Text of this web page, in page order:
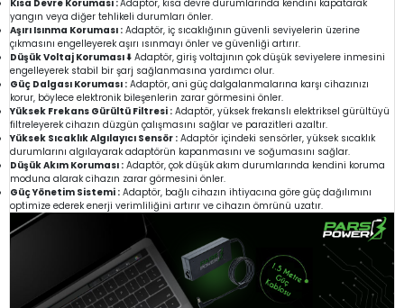
Kısa Devre Koruması :Adaptör, kısa devre durumlarında kendini kapatarak
yangın veya diğer tehlikeli durumları önler.
Aşırı Isınma Koruması : Adaptör, iç sıcaklığının güvenli seviyelerin üzerine
çıkmasını engelleyerek aşırı ısınmayı önler ve güvenliği artırır.
Düşük Voltaj Koruması ⬇️ Adaptör, giriş voltajının çok düşük seviyelere inmesini
engelleyerek stabil bir şarj sağlanmasına yardımcı olur.
Güç Dalgası Koruması : Adaptör, ani güç dalgalanmalarına karşı cihazınızı
korur, böylece elektronik bileşenlerin zarar görmesini önler.
Yüksek Frekans Gürültü Filtresi : Adaptör, yüksek frekanslı elektriksel gürültüyü
filtreleyerek cihazın düzgün çalışmasını sağlar ve parazitleri azaltır.
Yüksek Sıcaklık Algılayıcı Sensör : Adaptör içindeki sensörler, yüksek sıcaklık
durumlarını algılayarak adaptörün kapanmasını ve soğumasını sağlar.
Düşük Akım Koruması : Adaptör, çok düşük akım durumlarında kendini koruma
moduna alarak cihazın zarar görmesini önler.
Güç Yönetim Sistemi : Adaptör, bağlı cihazın ihtiyacına göre güç dağılımını
optimize ederek enerji verimliliğini artırır ve cihazın ömrünü uzatır.